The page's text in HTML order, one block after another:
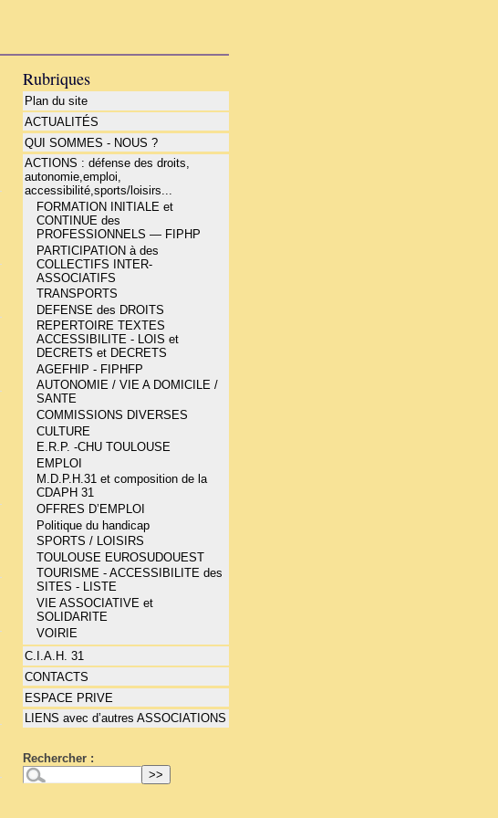
Rubriques
Plan du site
ACTUALITÉS
QUI SOMMES - NOUS ?
ACTIONS : défense des droits,
autonomie,emploi,
accessibilité,sports/loisirs...
FORMATION INITIALE et
CONTINUE des
PROFESSIONNELS — FIPHP
PARTICIPATION à des
COLLECTIFS INTER-
ASSOCIATIFS
TRANSPORTS
DEFENSE des DROITS
REPERTOIRE TEXTES
ACCESSIBILITE - LOIS et
DECRETS et DECRETS
AGEFHIP - FIPHFP
AUTONOMIE / VIE A DOMICILE /
SANTE
COMMISSIONS DIVERSES
CULTURE
E.R.P. -CHU TOULOUSE
EMPLOI
M.D.P.H.31 et composition de la
CDAPH 31
OFFRES D’EMPLOI
Politique du handicap
SPORTS / LOISIRS
TOULOUSE EUROSUDOUEST
TOURISME - ACCESSIBILITE des
SITES - LISTE
VIE ASSOCIATIVE et
SOLIDARITE
VOIRIE
C.I.A.H. 31
CONTACTS
ESPACE PRIVE
LIENS avec d’autres ASSOCIATIONS
Rechercher :